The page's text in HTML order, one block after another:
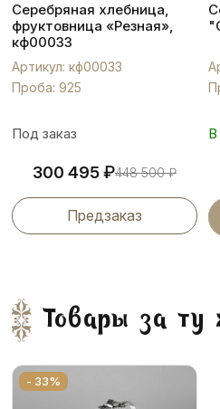
Серебряная хлебница,
фруктовница «Резная»,
кф00033
Артикул: кф00033
Проба: 925
Под заказ
300 495₽448 500₽
Предзаказ
В
Товары за ту
- 33%